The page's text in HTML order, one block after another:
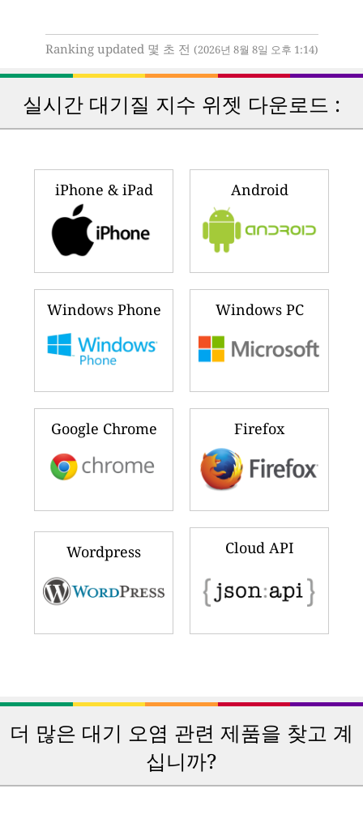
Ranking updated 몇 초 전 (2026년 8월 8일 오후 1:14)
실시간 대기질 지수 위젯 다운로드 :
iPhone & iPad Android
Windows Phone Windows PC
Google Chrome Firefox
Wordpress Cloud API
더 많은 대기 오염 관련 제품을 찾고 계
십니까?